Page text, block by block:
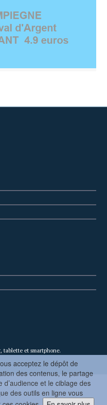
tablette et smartphone.
droits
acceptez le dépôt de
des contenus, le partage
et le ciblage des
des outils en ligne vous